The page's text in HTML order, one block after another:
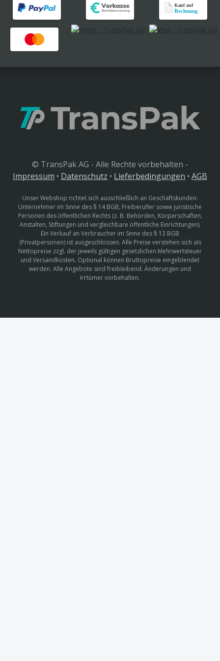
© TransPak AG - Alle Rechte vorbehalten -
Impressum • Datenschutz • Lieferbedingungen • AGB
Unser Webshop richtet sich ausschließlich an Geschäftskunden:
Unternehmer im Sinne des § 14 BGB, Freiberufler sowie juristische
Personen des öffentlichen Rechts (z. B. Behörden, Körperschaften,
Anstalten, Stiftungen und vergleichbare öffentliche Einrichtungen).
Ein Verkauf an Verbraucher im Sinne des § 13 BGB
(Privatpersonen) ist ausgeschlossen. Alle Preise verstehen sich als
Nettopreise zzgl. der jeweils gültigen gesetzlichen Mehrwertsteuer
und Versandkosten. Optional können Bruttopreise eingeblendet
werden. Alle Angebote sind freibleibend. Änderungen und
Irrtümer vorbehalten.